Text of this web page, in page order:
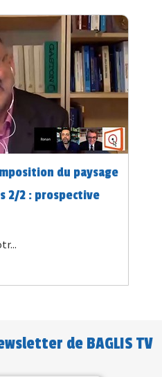
du paysage
2/2 : prospective
de BAGLIS TV